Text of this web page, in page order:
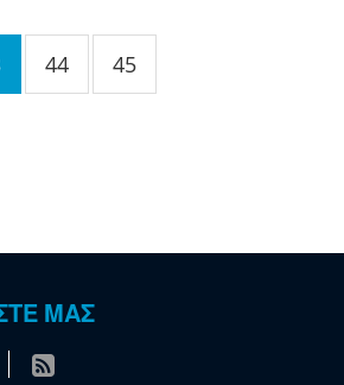
44 45
ΜΑΣ